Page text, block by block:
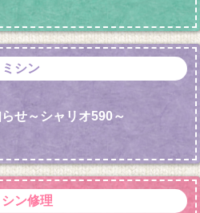
ミシン
せ～シャリオ590～
シン修理